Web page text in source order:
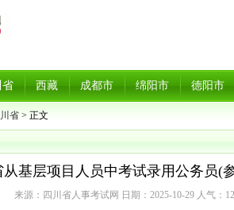
省 西藏 成都市 绵阳市 德阳市
省 > 正文
从基层项目人员中考试录用公务员(
来源：四川省人事考试网 日期：2025-10-29 人气：